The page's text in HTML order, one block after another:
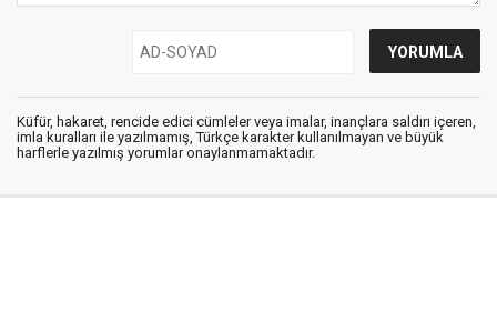
Küfür, hakaret, rencide edici cümleler veya imalar, inançlara saldırı içeren,
imla kuralları ile yazılmamış, Türkçe karakter kullanılmayan ve büyük
harflerle yazılmış yorumlar onaylanmamaktadır.